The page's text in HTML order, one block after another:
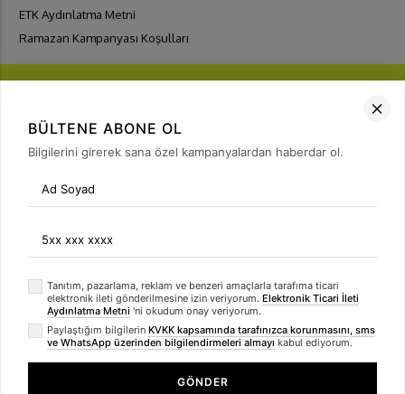
ETK Aydınlatma Metni
Ramazan Kampanyası Koşulları
FIRSATLARIYAKALA
Bülten Üyeliği
arrow_forward
BÜLTENE ABONE OL
Bilgilerini girerek sana özel kampanyalardan haberdar ol.
Tanıtım, pazarlama, reklam ve benzeri amaçlarla tarafıma ticari
elektronik ileti gönderilmesine izin veriyorum. Elektronik Ticari İleti
Aydınlatma Metni 'ni okudum onay veriyorum.
Paylaştığım bilgilerin KVKK kapsamında tarafınızca korunmasını, sms
ve WhatsApp üzerinden bilgilendirmeleri almayı kabul ediyorum.
GÖNDER